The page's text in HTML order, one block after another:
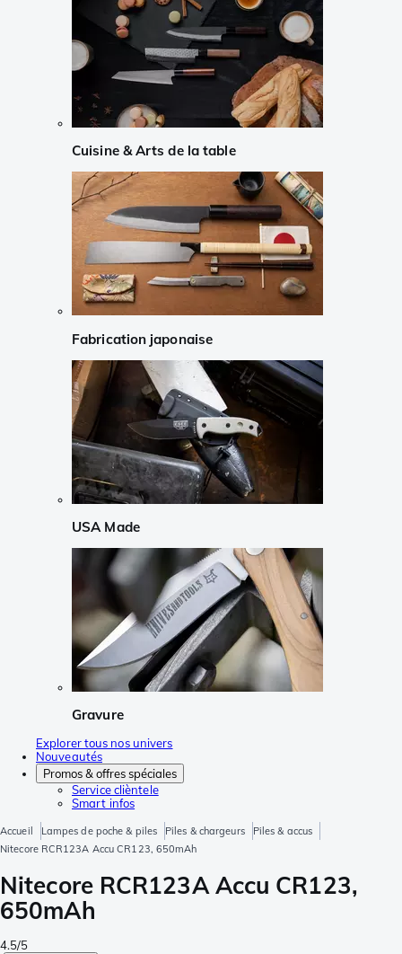
Cuisine & Arts de la table
Fabrication japonaise
USA Made
Gravure
Explorer tous nos univers
Nouveautés
Promos & offres spéciales
Service clièntele
Smart infos
Accueil Lampes de poche & piles Piles & chargeurs
Piles & accus
Nitecore RCR123A Accu CR123, 650mAh
Nitecore RCR123A Accu CR123,
650mAh
4.5/5